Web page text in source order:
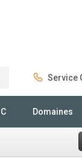
Service
Domaines